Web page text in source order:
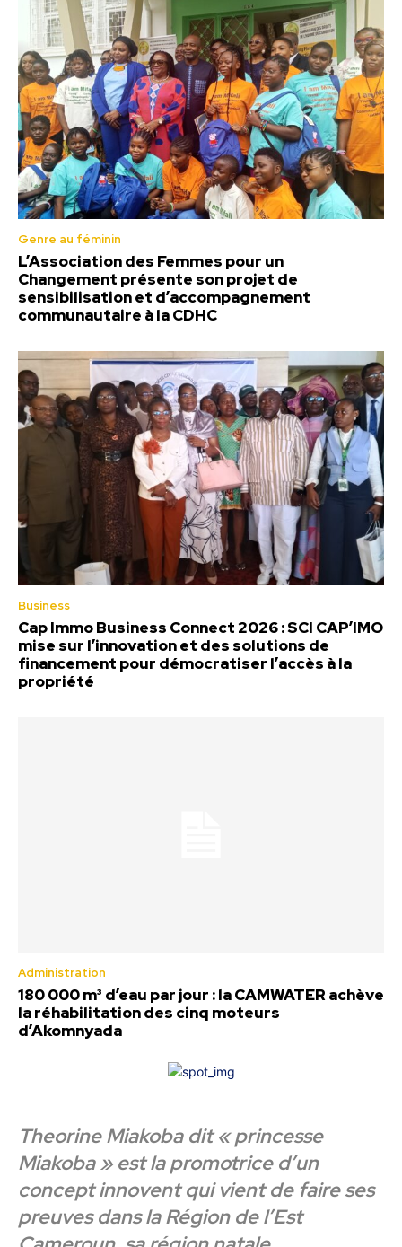
Genre au féminin
L’Association des Femmes pour un
Changement présente son projet de
sensibilisation et d’accompagnement
communautaire à la CDHC
Business
Cap Immo Business Connect 2026 : SCI CAP’IMO
mise sur l’innovation et des solutions de
financement pour démocratiser l’accès à la
propriété
Administration
180 000 m³ d’eau par jour : la CAMWATER achève
la réhabilitation des cinq moteurs
d’Akomnyada
Theorine Miakoba dit « princesse
Miakoba » est la promotrice d’un
concept innovent qui vient de faire ses
preuves dans la Région de l’Est